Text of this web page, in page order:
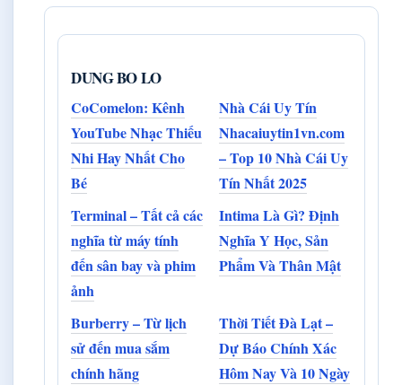
DUNG BO LO
CoComelon: Kênh
YouTube Nhạc Thiếu
Nhi Hay Nhất Cho
Bé
Nhà Cái Uy Tín
Nhacaiuytin1vn.com
– Top 10 Nhà Cái Uy
Tín Nhất 2025
Terminal – Tất cả các
nghĩa từ máy tính
đến sân bay và phim
ảnh
Intima Là Gì? Định
Nghĩa Y Học, Sản
Phẩm Và Thân Mật
Burberry – Từ lịch
sử đến mua sắm
chính hãng
Thời Tiết Đà Lạt –
Dự Báo Chính Xác
Hôm Nay Và 10 Ngày